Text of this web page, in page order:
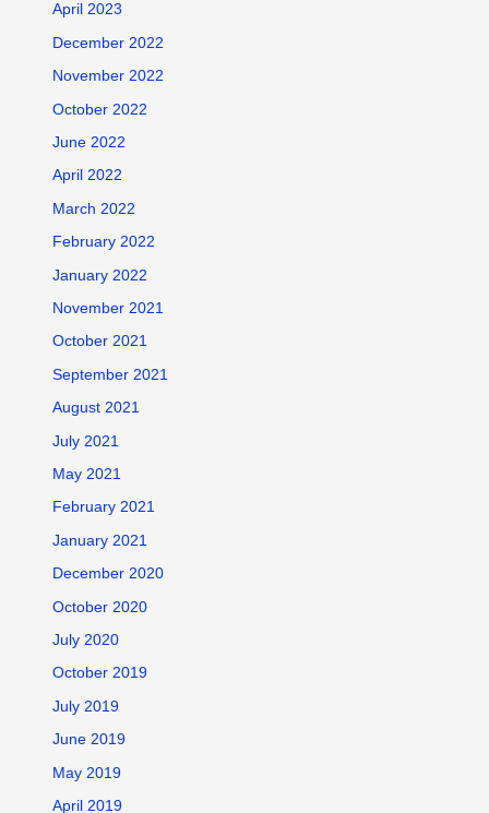
April 2023
December 2022
November 2022
October 2022
June 2022
April 2022
March 2022
February 2022
January 2022
November 2021
October 2021
September 2021
August 2021
July 2021
May 2021
February 2021
January 2021
December 2020
October 2020
July 2020
October 2019
July 2019
June 2019
May 2019
April 2019